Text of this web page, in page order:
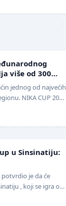
više od 300
jednog od najvećih
NIKA CUP 2026
u Sinsinatiju:
je da će
, koji se igra od